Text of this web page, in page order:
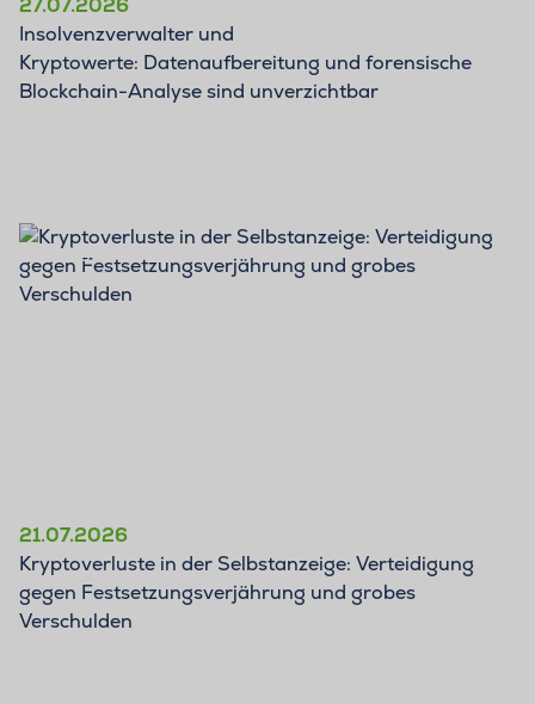
27.07.2026
Insolvenzverwalter und
Kryptowerte: Datenaufbereitung und forensische
Blockchain-Analyse sind unverzichtbar
BLOG
21.07.2026
Kryptoverluste in der Selbstanzeige: Verteidigung
gegen Festsetzungsverjährung und grobes
Verschulden